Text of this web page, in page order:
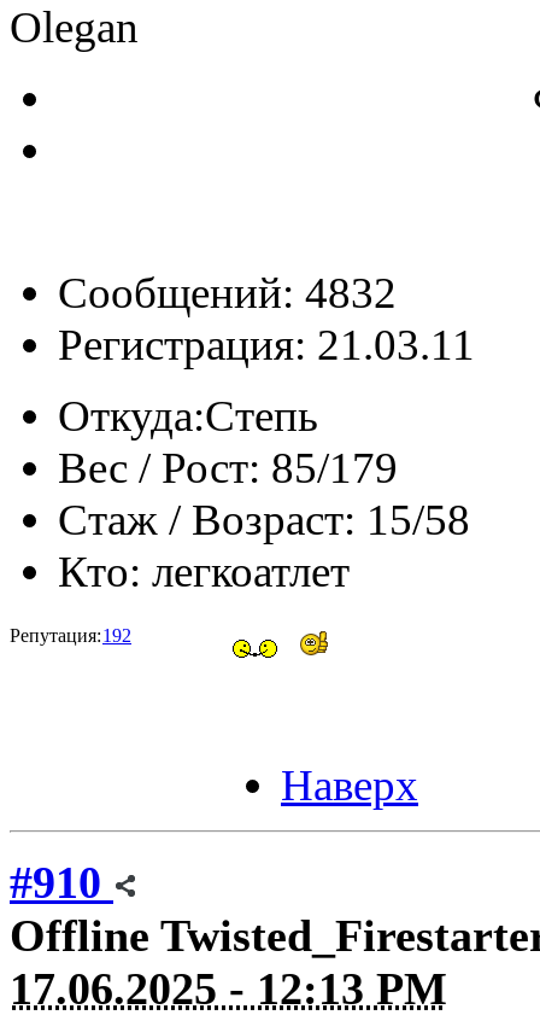
Olegan
Сообщений: 4832
Регистрация: 21.03.11
Откуда:Степь
Вес / Рост: 85/179
Стаж / Возраст: 15/58
Кто: легкоатлет
Репутация:192
Наверх
#910
Offline
17.06.2025 - 12:13 PM